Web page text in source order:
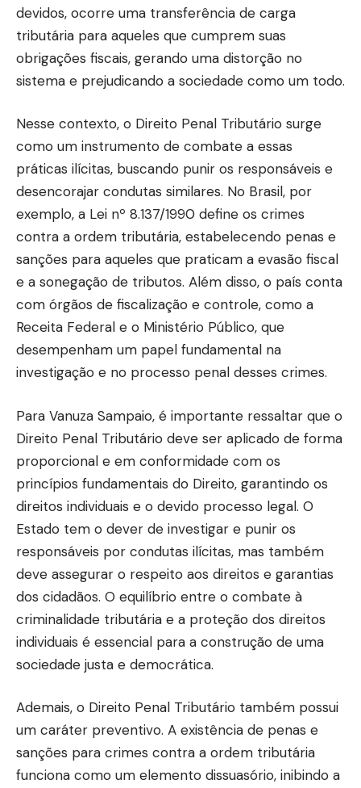
devidos, ocorre uma transferência de carga
tributária para aqueles que cumprem suas
obrigações fiscais, gerando uma distorção no
sistema e prejudicando a sociedade como um todo.
Nesse contexto, o Direito Penal Tributário surge
como um instrumento de combate a essas
práticas ilícitas, buscando punir os responsáveis e
desencorajar condutas similares. No Brasil, por
exemplo, a Lei nº 8.137/1990 define os crimes
contra a ordem tributária, estabelecendo penas e
sanções para aqueles que praticam a evasão fiscal
e a sonegação de tributos. Além disso, o país conta
com órgãos de fiscalização e controle, como a
Receita Federal e o Ministério Público, que
desempenham um papel fundamental na
investigação e no processo penal desses crimes.
Para Vanuza Sampaio, é importante ressaltar que o
Direito Penal Tributário deve ser aplicado de forma
proporcional e em conformidade com os
princípios fundamentais do Direito, garantindo os
direitos individuais e o devido processo legal. O
Estado tem o dever de investigar e punir os
responsáveis por condutas ilícitas, mas também
deve assegurar o respeito aos direitos e garantias
dos cidadãos. O equilíbrio entre o combate à
criminalidade tributária e a proteção dos direitos
individuais é essencial para a construção de uma
sociedade justa e democrática.
Ademais, o Direito Penal Tributário também possui
um caráter preventivo. A existência de penas e
sanções para crimes contra a ordem tributária
funciona como um elemento dissuasório, inibindo a